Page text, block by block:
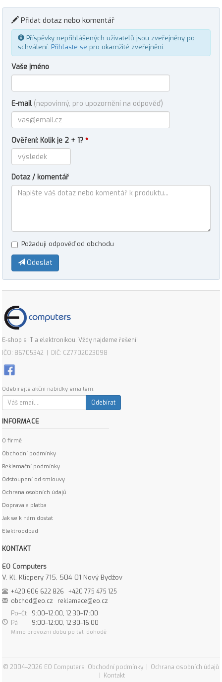
Přidat dotaz nebo komentář
Příspěvky nepřihlášených uživatelů jsou zveřejněny po
schválení. Přihlaste se pro okamžité zveřejnění.
Vaše jméno
E-mail (nepovinný, pro upozornění na odpověď)
Ověření: Kolik je 2 + 1? *
Dotaz / komentář
Požaduji odpověď od obchodu
Odeslat
E-shop s IT a elektronikou. Vždy najdeme řešení!
IČO: 86705342 | DIČ: CZ7702023098
Odebírejte akční nabídky emailem:
Odebírat
INFORMACE
O firmě
Obchodní podmínky
Reklamační podmínky
Odstoupení od smlouvy
Ochrana osobních údajů
Doprava a platba
Jak se k nám dostat
Elektroodpad
KONTAKT
EO Computers
V. Kl. Klicpery 715, 504 01 Nový Bydžov
+420 606 622 826
+420 775 475 125
obchod@eo.cz
reklamace@eo.cz
Po–Čt
9:00–12:00, 12:30–17:00
Pá
9:00–12:00, 12:30–16:00
Mimo provozní dobu po tel. dohodě
© 2004–2026 EO Computers Obchodní podmínky
Ochrana osobních údajů
Kontakt